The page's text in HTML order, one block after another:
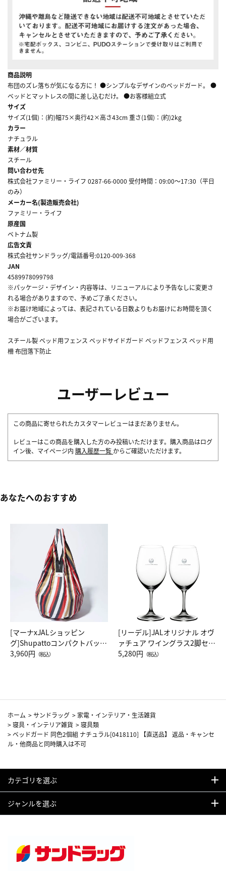
商品説明
布団のズレ落ちが気になる方に！ ●シンプルなデザインのベッドガード。 ●
ベッドとマットレスの間に差し込むだけ。 ●お客様組立式
サイズ
サイズ(1個)：(約)幅75×奥行42×高さ43cm 重さ(1個)：(約)2kg
カラー
ナチュラル
素材／材質
スチール
問い合わせ先
株式会社ファミリー・ライフ 0287-66-0000 受付時間：09:00～17:30（平日
のみ）
メーカー名(製造販売会社)
ファミリー・ライフ
原産国
ベトナム製
広告文責
株式会社サンドラッグ/電話番号:0120-009-368
JAN
4589978099798
※パッケージ・デザイン・内容等は、リニューアルにより予告なしに変更さ
れる場合がありますので、予めご了承ください。
※お届け地域によっては、表記されている日数よりもお届けにお時間を頂く
場合がございます。
スチール製 ベッド用フェンス ベッドサイドガード ベッドフェンス ベッド用
柵 布団落下防止
ユーザーレビュー
この商品に寄せられたカスタマーレビューはまだありません。
レビューはこの商品を購入した方のみ投稿いただけます。購入商品はログ
イン後、マイページ内 購入履歴一覧 からご確認いただけます。
あなたへのおすすめ
[マーナxJALショッピン
グ]Shupattoコンパクトバッグ
Drop JAL客室乗務員（LC）ス
3,960円 （税込）
[リーデル]JALオリジナル オヴ
ァチュア ワイングラス2脚セッ
ト（レッドワイン）
5,280円 （税込）
ホーム >サンドラッグ > 家電・インテリア・生活雑貨
>寝具・インテリア雑貨 >寝具類
>ベッドガード 同色2個組 ナチュラル[0418110] 【直送品】 返品・キャンセ
ル・他商品と同時購入は不可
カテゴリを選ぶ
ジャンルを選ぶ